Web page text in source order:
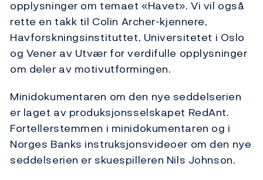
opplysninger om temaet «Havet». Vi vil også
rette en takk til Colin Archer-kjennere,
Havforskningsinstituttet, Universitetet i Oslo
og Vener av Utvær for verdifulle opplysninger
om deler av motivutformingen.
Minidokumentaren om den nye seddelserien
er laget av produksjonsselskapet RedAnt.
Fortellerstemmen i minidokumentaren og i
Norges Banks instruksjonsvideoer om den nye
seddelserien er skuespilleren Nils Johnson.